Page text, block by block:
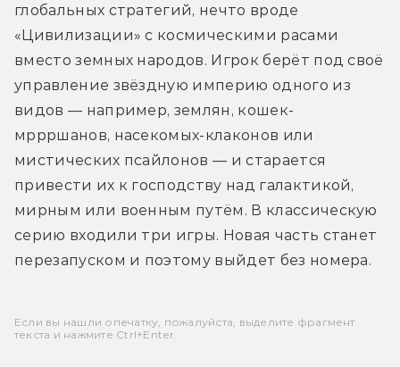
глобальных стратегий, нечто вроде
«Цивилизации» с космическими расами
вместо земных народов. Игрок берёт под своё
управление звёздную империю одного из
видов — например, землян, кошек-
мррршанов, насекомых-клаконов или
мистических псайлонов — и старается
привести их к господству над галактикой,
мирным или военным путём. В классическую
серию входили три игры. Новая часть станет
перезапуском и поэтому выйдет без номера.
Если вы нашли опечатку, пожалуйста, выделите фрагмент
текста и нажмите Ctrl+Enter.